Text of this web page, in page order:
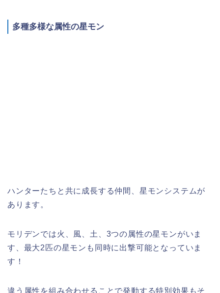
多種多様な属性の星モン
ハンターたちと共に成長する仲間、星モンシステムが
あります。
モリデンでは火、風、土、3つの属性の星モンがいま
す、最大2匹の星モンも同時に出撃可能となっていま
す！
違う属性を組み合わせることで発動する特別効果もそ